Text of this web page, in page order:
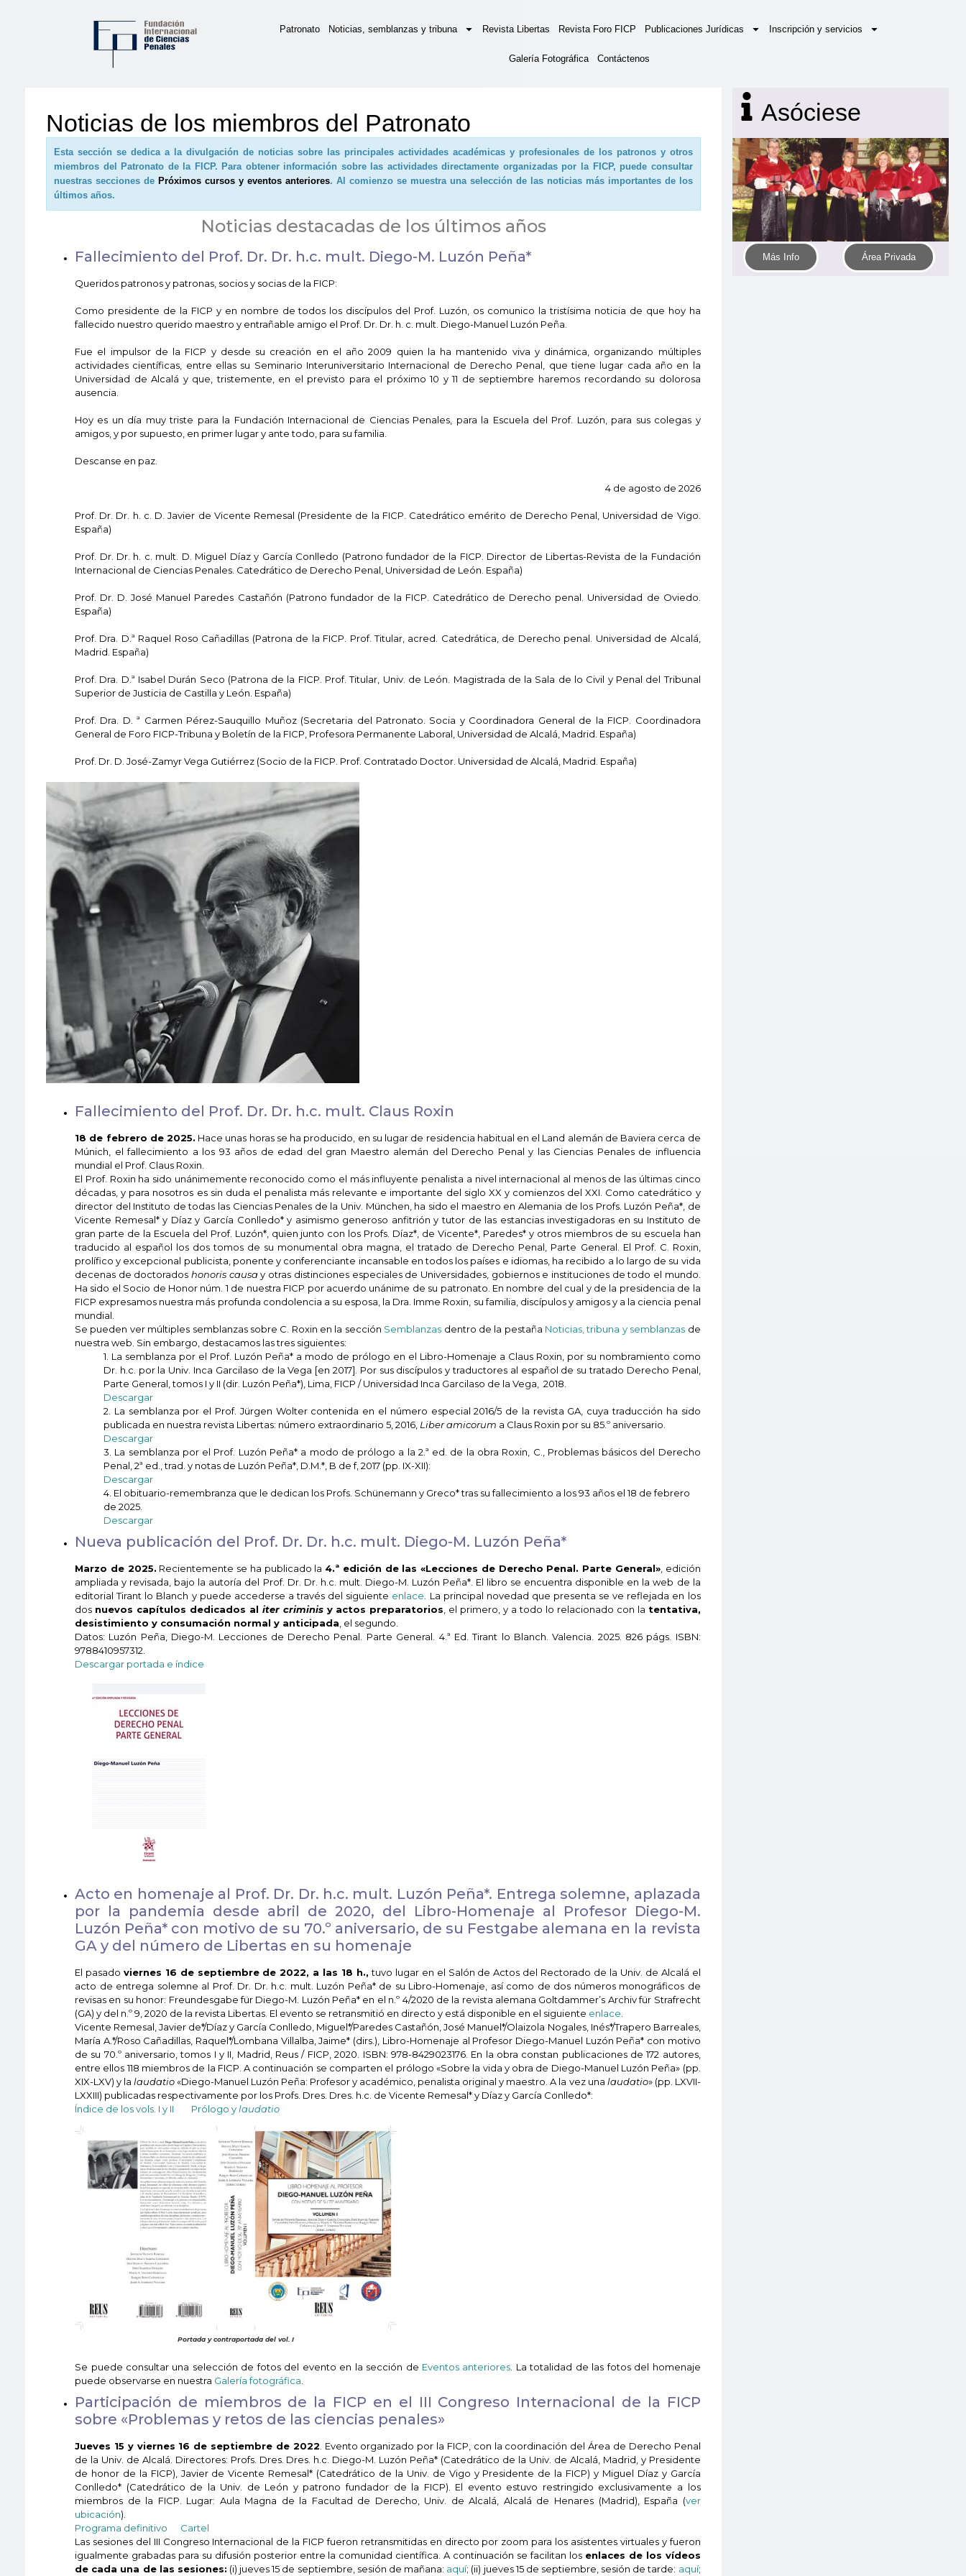
Patronato Noticias, semblanzas y tribuna Revista Libertas Revista Foro FICP Publicaciones Jurídicas Inscripción y servicios
Galería Fotográfica Contáctenos
Noticias de los miembros del Patronato
Esta sección se dedica a la divulgación de noticias sobre las principales actividades académicas y profesionales de los patronos y otros
miembros del Patronato de la FICP. Para obtener información sobre las actividades directamente organizadas por la FICP, puede consultar
nuestras secciones de Próximos cursos y eventos anteriores. Al comienzo se muestra una selección de las noticias más importantes de los
últimos años.
Noticias destacadas de los últimos años
Fallecimiento del Prof. Dr. Dr. h.c. mult. Diego-M. Luzón Peña*
Queridos patronos y patronas, socios y socias de la FICP:
Como presidente de la FICP y en nombre de todos los discípulos del Prof. Luzón, os comunico la tristísima noticia de que hoy ha
fallecido nuestro querido maestro y entrañable amigo el Prof. Dr. Dr. h. c. mult. Diego-Manuel Luzón Peña.
Fue el impulsor de la FICP y desde su creación en el año 2009 quien la ha mantenido viva y dinámica, organizando múltiples
actividades científicas, entre ellas su Seminario Interuniversitario Internacional de Derecho Penal, que tiene lugar cada año en la
Universidad de Alcalá y que, tristemente, en el previsto para el próximo 10 y 11 de septiembre haremos recordando su dolorosa
ausencia.
Hoy es un día muy triste para la Fundación Internacional de Ciencias Penales, para la Escuela del Prof. Luzón, para sus colegas y
amigos, y por supuesto, en primer lugar y ante todo, para su familia.
Descanse en paz.
4 de agosto de 2026
Prof. Dr. Dr. h. c. D. Javier de Vicente Remesal (Presidente de la FICP. Catedrático emérito de Derecho Penal, Universidad de Vigo.
España)
Prof. Dr. Dr. h. c. mult. D. Miguel Díaz y García Conlledo (Patrono fundador de la FICP. Director de Libertas-Revista de la Fundación
Internacional de Ciencias Penales. Catedrático de Derecho Penal, Universidad de León. España)
Prof. Dr. D. José Manuel Paredes Castañón (Patrono fundador de la FICP. Catedrático de Derecho penal. Universidad de Oviedo.
España)
Prof. Dra. D.ª Raquel Roso Cañadillas (Patrona de la FICP. Prof. Titular, acred. Catedrática, de Derecho penal. Universidad de Alcalá,
Madrid. España)
Prof. Dra. D.ª Isabel Durán Seco (Patrona de la FICP. Prof. Titular, Univ. de León. Magistrada de la Sala de lo Civil y Penal del Tribunal
Superior de Justicia de Castilla y León. España)
Prof. Dra. D. ª Carmen Pérez-Sauquillo Muñoz (Secretaria del Patronato. Socia y Coordinadora General de la FICP. Coordinadora
General de Foro FICP-Tribuna y Boletín de la FICP, Profesora Permanente Laboral, Universidad de Alcalá, Madrid. España)
Prof. Dr. D. José-Zamyr Vega Gutiérrez (Socio de la FICP. Prof. Contratado Doctor. Universidad de Alcalá, Madrid. España)
Fallecimiento del Prof. Dr. Dr. h.c. mult. Claus Roxin
18 de febrero de 2025. Hace unas horas se ha producido, en su lugar de residencia habitual en el Land alemán de Baviera cerca de
Múnich, el fallecimiento a los 93 años de edad del gran Maestro alemán del Derecho Penal y las Ciencias Penales de influencia
mundial el Prof. Claus Roxin.
El Prof. Roxin ha sido unánimemente reconocido como el más influyente penalista a nivel internacional al menos de las últimas cinco
décadas, y para nosotros es sin duda el penalista más relevante e importante del siglo XX y comienzos del XXI. Como catedrático y
director del Instituto de todas las Ciencias Penales de la Univ. München, ha sido el maestro en Alemania de los Profs. Luzón Peña*, de
Vicente Remesal* y Díaz y García Conlledo* y asimismo generoso anfitrión y tutor de las estancias investigadoras en su Instituto de
gran parte de la Escuela del Prof. Luzón*, quien junto con los Profs. Díaz*, de Vicente*, Paredes* y otros miembros de su escuela han
traducido al español los dos tomos de su monumental obra magna, el tratado de Derecho Penal, Parte General. El Prof. C. Roxin,
prolífico y excepcional publicista, ponente y conferenciante incansable en todos los países e idiomas, ha recibido a lo largo de su vida
decenas de doctoradoshonoris causay otras distinciones especiales de Universidades, gobiernos e instituciones de todo el mundo.
Ha sido el Socio de Honor núm. 1 de nuestra FICP por acuerdo unánime de su patronato. En nombre del cual y de la presidencia de la
FICP expresamos nuestra más profunda condolencia a su esposa, la Dra. Imme Roxin, su familia, discípulos y amigos y a la ciencia penal
mundial.
Se pueden ver múltiples semblanzas sobre C. Roxin en la sección Semblanzas dentro de la pestaña Noticias, tribuna y semblanzas de
nuestra web. Sin embargo, destacamos las tres siguientes:
1. La semblanza por el Prof. Luzón Peña* a modo de prólogo en el Libro-Homenaje a Claus Roxin, por su nombramiento como
Dr. h.c. por la Univ. Inca Garcilaso de la Vega [en 2017]. Por sus discípulos y traductores al español de su tratado Derecho Penal,
Parte General, tomos I y II (dir. Luzón Peña*), Lima, FICP / Universidad Inca Garcilaso de la Vega, 2018.
Descargar
2. La semblanza por el Prof. Jürgen Wolter contenida en el número especial 2016/5 de la revista GA, cuya traducción ha sido
publicada en nuestra revista Libertas: número extraordinario 5, 2016, Liber amicorum a Claus Roxin por su 85.º aniversario.
Descargar
3. La semblanza por el Prof. Luzón Peña* a modo de prólogo a la 2.ª ed. de la obra Roxin, C., Problemas básicos del Derecho
Penal, 2ª ed., trad. y notas de Luzón Peña*, D.M.*, B de f, 2017 (pp. IX-XII):
Descargar
4. El obituario-remembranza que le dedican los Profs. Schünemann y Greco* tras su fallecimiento a los 93 años el 18 de febrero
de 2025.
Descargar
Nueva publicación del Prof. Dr. Dr. h.c. mult. Diego-M. Luzón Peña*
Marzo de 2025. Recientemente se ha publicado la 4.ª edición de las «Lecciones de Derecho Penal. Parte General», edición
ampliada y revisada, bajo la autoría del Prof. Dr. Dr. h.c. mult. Diego-M. Luzón Peña*. El libro se encuentra disponible en la web de la
editorial Tirant lo Blanch y puede accederse a través del siguiente enlace . La principal novedad que presenta se ve reflejada en los
dos nuevos capítulos dedicados al iter criminisy actos preparatorios , el primero, y a todo lo relacionado con la tentativa,
desistimiento y consumación normal y anticipada , el segundo.
Datos: Luzón Peña, Diego-M. Lecciones de Derecho Penal. Parte General. 4.ª Ed. Tirant lo Blanch. Valencia. 2025. 826 págs. ISBN:
9788410957312.
Descargar portada e índice
Acto en homenaje al Prof. Dr. Dr. h.c. mult. Luzón Peña*. Entrega solemne, aplazada
por la pandemia desde abril de 2020, del Libro-Homenaje al Profesor Diego-M.
Luzón Peña* con motivo de su 70.º aniversario, de su Festgabe alemana en la revista
GA y del número de Libertas en su homenaje
El pasado viernes 16 de septiembre de 2022, a las 18 h., tuvo lugar en el Salón de Actos del Rectorado de la Univ. de Alcalá el
acto de entrega solemne al Prof. Dr. Dr. h.c. mult. Luzón Peña* de su Libro-Homenaje, así como de dos números monográficos de
revisas en su honor: Freundesgabe für Diego-M. Luzón Peña* en el n.º 4/2020 de la revista alemana Goltdammer’s Archiv für Strafrecht
(GA) y del n.º 9, 2020 de la revista Libertas. El evento se retransmitió en directo y está disponible en el siguiente enlace
Vicente Remesal, Javier de*/Díaz y García Conlledo, Miguel*/Paredes Castañón, José Manuel*/Olaizola Nogales, Inés*/Trapero Barreales,
María A.*/Roso Cañadillas, Raquel*/Lombana Villalba, Jaime* (dirs.), Libro-Homenaje al Profesor Diego-Manuel Luzón Peña* con motivo
de su 70.º aniversario, tomos I y II, Madrid, Reus / FICP, 2020. ISBN: 978-8429023176. En la obra constan publicaciones de 172 autores,
entre ellos 118 miembros de la FICP. A continuación se comparten el prólogo «Sobre la vida y obra de Diego-Manuel Luzón Peña» (pp.
XIX-LXV) y lalaudatio«Diego-Manuel Luzón Peña: Profesor y académico, penalista original y maestro. A la vez una laudatio» (pp. LXVII-
LXXIII) publicadas respectivamente por los Profs. Dres. Dres. h.c. de Vicente Remesal* y Díaz y García Conlledo*:
Índice de los vols. I y II
Prólogo ylaudatio
Portada y contraportada del vol. I
Se puede consultar una selección de fotos del evento en la sección de Eventos anteriores . La totalidad de las fotos del homenaje
puede observarse en nuestra Galería fotográfica
Participación de miembros de la FICP en el III Congreso Internacional de la FICP
sobre «Problemas y retos de las ciencias penales»
Jueves 15 y viernes 16 de septiembre de 2022 . Evento organizado por la FICP, con la coordinación del Área de Derecho Penal
de la Univ. de Alcalá. Directores: Profs. Dres. Dres. h.c. Diego-M. Luzón Peña* (Catedrático de la Univ. de Alcalá, Madrid, y Presidente
de honor de la FICP), Javier de Vicente Remesal* (Catedrático de la Univ. de Vigo y Presidente de la FICP) y Miguel Díaz y García
Conlledo* (Catedrático de la Univ. de León y patrono fundador de la FICP). El evento estuvo restringido exclusivamente a los
miembros de la FICP. Lugar: Aula Magna de la Facultad de Derecho, Univ. de Alcalá, Alcalá de Henares (Madrid), España (ver
ubicación).
Programa definitivo
Cartel
Las sesiones del III Congreso Internacional de la FICP fueron retransmitidas en directo por zoom para los asistentes virtuales y fueron
igualmente grabadas para su difusión posterior entre la comunidad científica. A continuación se facilitan los enlaces de los vídeos
de cada una de las sesiones: (i) jueves 15 de septiembre, sesión de mañana: aquí; (ii) jueves 15 de septiembre, sesión de tarde: aquí;
Asóciese
Más Info Área Privada